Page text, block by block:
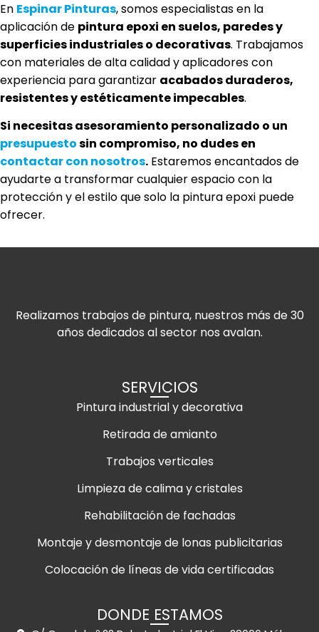
En Espinar Pinturas, somos especialistas en la
aplicación de pintura epoxi en suelos, paredes y
superficies industriales o decorativas. Trabajamos
con materiales de alta calidad y aplicadores con
experiencia para garantizar acabados duraderos,
resistentes y estéticamente impecables.
Si necesitas asesoramiento personalizado o un
presupuestosin compromiso, no dudes en
contactar con nosotros. Estaremos encantados de
ayudarte a transformar cualquier espacio con la
protección y el estilo que solo la pintura epoxi puede
ofrecer.
Realizamos trabajos de pintura, nuestros más de 30
años dedicados al sector nos avalan.
SERVICIOS
Pintura industrial y decorativa
Retirada de amianto
Trabajos verticales
Limpieza de calima y cristales
Rehabilitación de fachadas
Montaje y desmontaje de lonas publicitarias
Colocación de líneas de vida certificadas
DONDE ESTAMOS